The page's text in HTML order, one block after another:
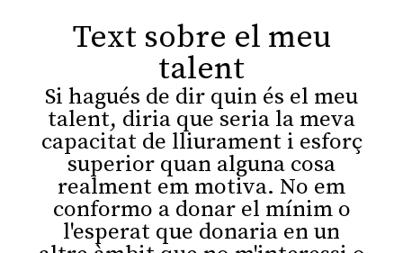
Text sobre el meu
talent
Si hagués de dir quin és el meu
talent, diria que seria la meva
capacitat de lliurament i esforç
superior quan alguna cosa
realment em motiva. No em
conformo a donar el mínim o
l'esperat que donaria en un